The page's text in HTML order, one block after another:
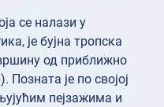
се налази у
је бујна тропска
од приближно
Позната је по својој
пејзажима и